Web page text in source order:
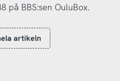
på BBS:sen OuluBox.
artikeln